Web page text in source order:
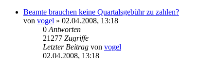
Beamte brauchen keine Quartalsgebühr zu zahlen?
von vogel » 02.04.2008, 13:18
0 Antworten
21277 Zugriffe
Letzter Beitrag von vogel
02.04.2008, 13:18